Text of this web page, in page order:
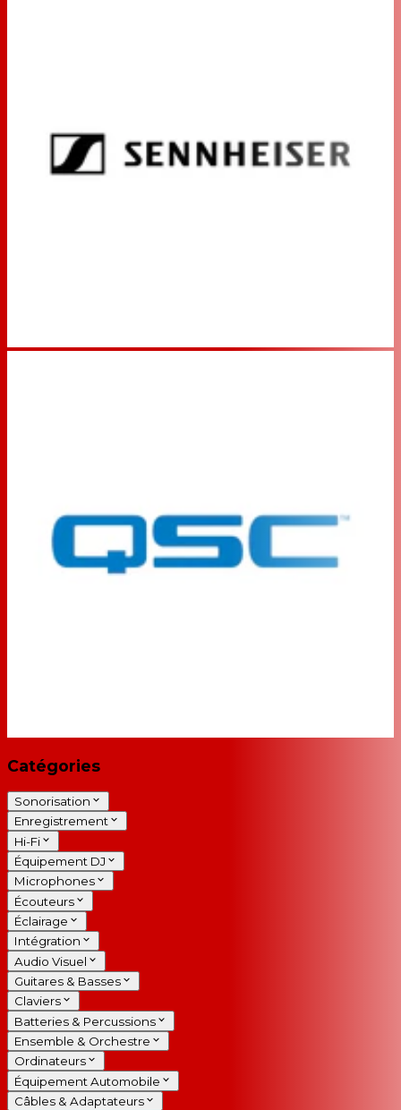
Catégories
Sonorisation
Enregistrement
Hi-Fi
Équipement DJ
Microphones
Écouteurs
Éclairage
Intégration
Audio Visuel
Guitares & Basses
Claviers
Batteries & Percussions
Ensemble & Orchestre
Ordinateurs
Équipement Automobile
Câbles & Adaptateurs